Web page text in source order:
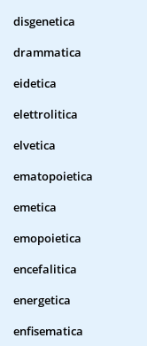
disgenetica
drammatica
eidetica
elettrolitica
elvetica
ematopoietica
emetica
emopoietica
encefalitica
energetica
enfisematica